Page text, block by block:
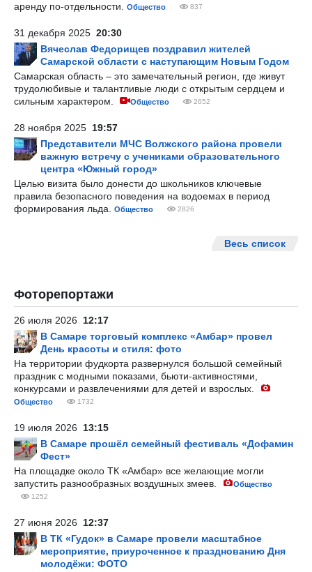
аренду по-отдельности.
Общество 837
31 декабря 2025 20:30
Вячеслав Федорищев поздравил жителей
Самарской области с наступающим Новым Годом
Самарская область – это замечательный регион, где живут
трудолюбивые и талантливые люди с открытым сердцем и
сильным характером.
Общество 2652
28 ноября 2025 19:57
Представители МЧС Волжского района провели
важную встречу с учениками образовательного
центра «Южный город»
Целью визита было донести до школьников ключевые
правила безопасного поведения на водоемах в период
формирования льда.
Общество 2826
Весь список
Фоторепортажи
26 июля 2026 12:17
В Самаре торговый комплекс «Амбар» провел
День красоты и стиля: фото
На территории фудкорта развернулся большой семейный
праздник с модными показами, бьюти-активностями,
конкурсами и развлечениями для детей и взрослых.
Общество 1732
19 июля 2026 13:15
В Самаре прошёл семейный фестиваль «Дофамин
Фест»
На площадке около ТК «Амбар» все желающие могли
запустить разнообразных воздушных змеев.
Общество
1252
27 июня 2026 12:37
В ТК «Гудок» в Самаре провели масштабное
мероприятие, приуроченное к празднованию Дня
молодёжи: ФОТО